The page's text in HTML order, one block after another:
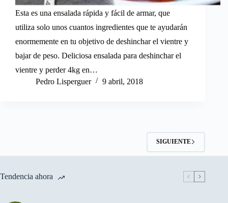
Esta es una ensalada rápida y fácil de armar, que
utiliza solo unos cuantos ingredientes que te ayudarán
enormemente en tu objetivo de deshinchar el vientre y
bajar de peso. Deliciosa ensalada para deshinchar el
vientre y perder 4kg en…
Pedro Lisperguer
9 abril, 2018
SIGUIENTE
Tendencia ahora